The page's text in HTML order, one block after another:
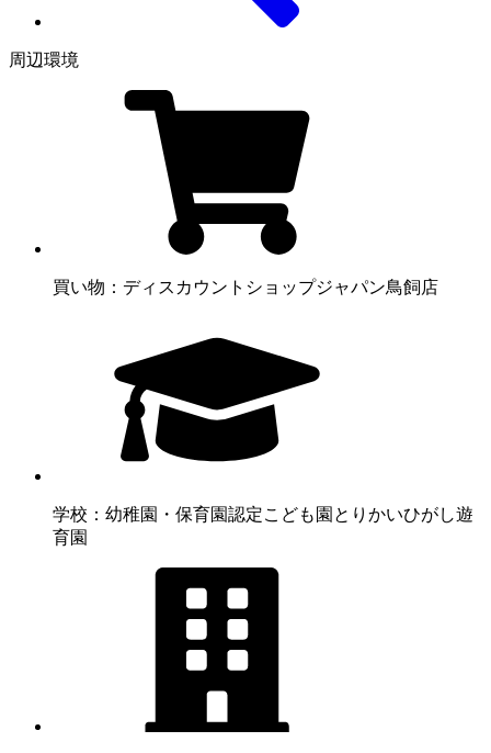
周辺環境
買い物：ディスカウントショップジャパン鳥飼店
学校：幼稚園・保育園認定こども園とりかいひがし遊
育園